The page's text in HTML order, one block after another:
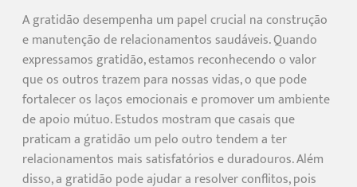
A gratidão desempenha um papel crucial na construção
e manutenção de relacionamentos saudáveis. Quando
expressamos gratidão, estamos reconhecendo o valor
que os outros trazem para nossas vidas, o que pode
fortalecer os laços emocionais e promover um ambiente
de apoio mútuo. Estudos mostram que casais que
praticam a gratidão um pelo outro tendem a ter
relacionamentos mais satisfatórios e duradouros. Além
disso, a gratidão pode ajudar a resolver conflitos, pois